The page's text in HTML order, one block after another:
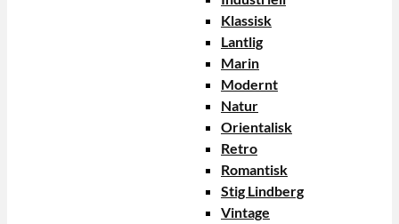
Klassisk
Lantlig
Marin
Modernt
Natur
Orientalisk
Retro
Romantisk
Stig Lindberg
Vintage